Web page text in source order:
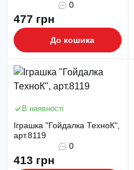
0
477 грн
До кошика
В наявності
Іграшка "Гойдалка ТехноК",
арт.8119
0
413 грн